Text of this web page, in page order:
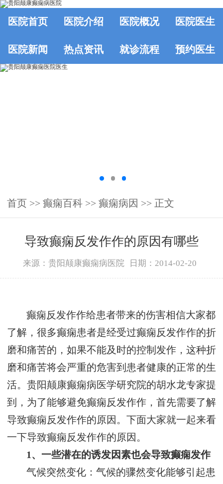
医院首页 医院介绍 医院概况 医院医生
医院新闻 热点资讯 就诊流程 预约医生
首页 >> 癫痫百科 >> 癫痫病因 >> 正文
导致癫痫反发作作的原因有哪些
来源：贵阳颠康癫痫病医院 日期：2014-02-20
癫痫反发作作给患者带来的伤害相信大家都
了解，很多癫痫患者是经受过癫痫反发作作的折
磨和痛苦的，如果不能及时的控制发作，这种折
磨和痛苦将会严重的危害到患者健康的正常的生
活。贵阳颠康癫痫病医学研究院的胡水龙专家提
到，为了能够避免癫痫反发作作，首先需要了解
导致癫痫反发作作的原因。下面大家就一起来看
一下导致癫痫反发作作的原因。
1、一些潜在的诱发因素也会导致癫痫发作
气候突然变化：气候的骤然变化能够引起患